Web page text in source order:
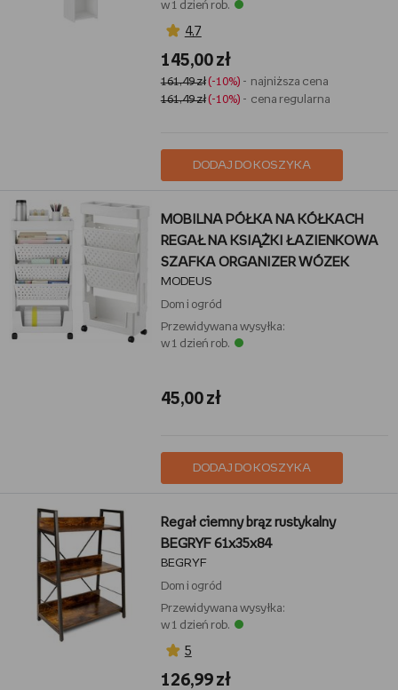
w 1 dzień rob.
4,7
145,00 zł
161,49 zł(-10%) - najniższa cena
161,49 zł(-10%) - cena regularna
DODAJ DO KOSZYKA
MOBILNA PÓŁKA NA KÓŁKACH
REGAŁ NA KSIĄŻKI ŁAZIENKOWA
SZAFKA ORGANIZER WÓZEK
MODEUS
Dom i ogród
Przewidywana wysyłka:
w 1 dzień rob.
45,00 zł
DODAJ DO KOSZYKA
Regał ciemny brąz rustykalny
BEGRYF 61x35x84
BEGRYF
Dom i ogród
Przewidywana wysyłka:
w 1 dzień rob.
5
126,99 zł